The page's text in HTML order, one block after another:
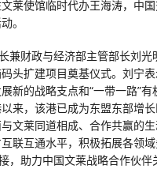
莱使馆临时代办王海涛，中
。
兼财政与经济部主管部长刘光
头扩建项目奠基仪式。刘宁
的战略支点和“一带一路”有
来，该港已成为东盟东部增
文莱同道相成、合作共赢的
联互通水平，积极拓展各领
，助力中国文莱战略合作伙